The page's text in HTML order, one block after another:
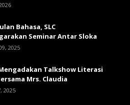
Bahasa, SLC
Seminar Antar Sloka
2025
Talkshow Literasi
Mrs. Claudia
2025